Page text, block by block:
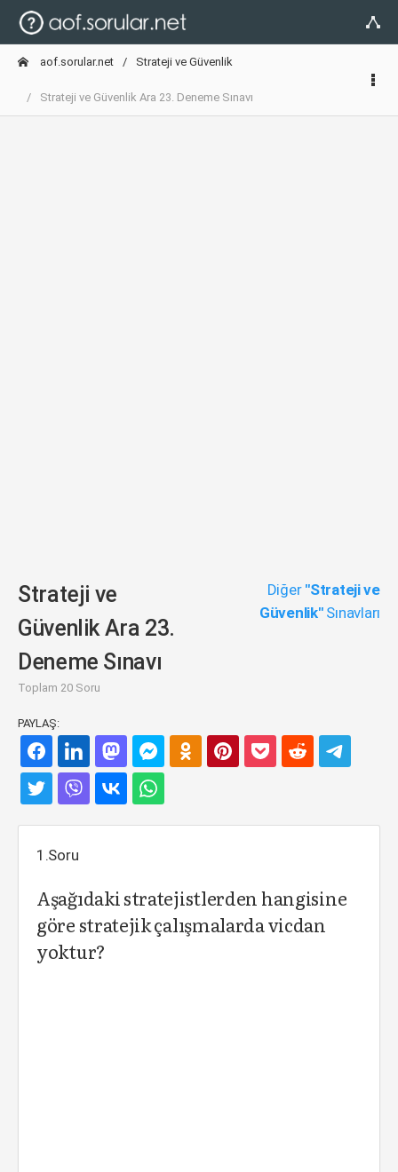
aof.sorular.net Strateji ve Güvenlik
Strateji ve Güvenlik Ara 23. Deneme Sınavı
Strateji ve
Güvenlik Ara 23.
Deneme Sınavı
Toplam 20 Soru
Diğer "Strateji ve
Güvenlik"Sınavları
PAYLAŞ:
1.Soru
Aşağıdaki stratejistlerden hangisine
göre stratejik çalışmalarda vicdan
yoktur?